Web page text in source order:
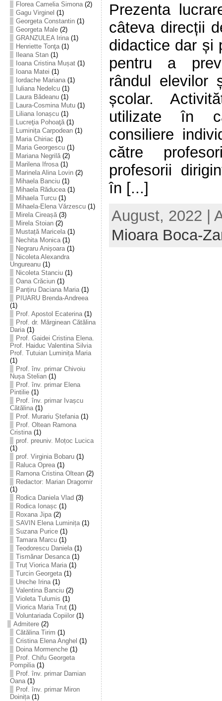
Florea Camelia Simona(2)
Gagu Virginel (1)
Georgeta Constantin(1)
Georgeta Male(2)
GRANZULEA Irina(1)
Henriette Tonţa(1)
Ileana Stan(1)
Ioana Cristina Mușat(1)
Ioana Matei (1)
Iordache Mariana(1)
Iuliana Nedelcu(1)
Laura Bădeanu(1)
Laura-Cosmina Mutu(1)
Liliana Ionașcu(1)
Lucreţia Pohoaţă(1)
Luminița Carpodean(1)
Maria Chiriac (1)
Maria Georgescu(1)
Mariana Negrilă(2)
Marilena Ifrosa(1)
Marinela Alina Lovin(2)
Mihaela Banciu(1)
Mihaela Răducea(1)
Mihaela Turcu(1)
Mihaela-Elena Vărzescu(1)
Mirela Cireașă(3)
Mirela Stoian(2)
Mustață Maricela(1)
Nechita Monica(1)
Negraru Anișoara(1)
Nicoleta Alexandra
Ungureanu(1)
Nicoleta Stanciu(1)
Oana Crăciun(1)
Panțiru Daciana Maria(1)
PIUARU Brenda-Andreea
(1)
Prof. Apostol Ecaterina(1)
Prof. dr. Mărginean Cătălina
Daria(1)
Prof. Gaidei Cristina Elena.
Prof. Haiduc Valentina Silvia
Prof. Tutuian Luminița Maria
(1)
Prof. înv. primar Chivoiu
Nușa Stelian(1)
Prof. înv. primar Elena
Pintilie(1)
Prof. înv. primar Ivașcu
Cătălina(1)
Prof. Murariu Ștefania(1)
Prof. Oltean Ramona
Cristina(1)
prof. preuniv. Moțoc Lucica
(1)
prof. Virginia Bobaru(1)
Raluca Oprea(1)
Ramona Cristina Oltean(2)
Redactor: Marian Dragomir
(1)
Rodica Daniela Vlad (3)
Rodica Ionașc (1)
Roxana Jipa(2)
SAVIN Elena Luminița(1)
Suzana Purice(1)
Tamara Marcu(1)
Teodorescu Daniela(1)
Tismănar Desanca(1)
Truț Viorica Maria(1)
Turcin Georgeta(1)
Ureche Irina(1)
Valentina Banciu(2)
Violeta Tulumis (1)
Viorica Maria Truț(1)
Voluntariada Copiilor(1)
Admitere(2)
Cătălina Tirim (1)
Cristina Elena Anghel (1)
Doina Mormenche(1)
Prof. Chifu Georgeta
Pompilia(1)
Prof. înv. primar Damian
Oana(1)
Prof. înv. primar Miron
Doinița(1)
Prezenta
câteva direcții
didactice dar și
pentru a
rândul elevilor
școlar.
utilizate în
consiliere
către
profesorii
în [...]
August, 2022 |
Mioara Boca-